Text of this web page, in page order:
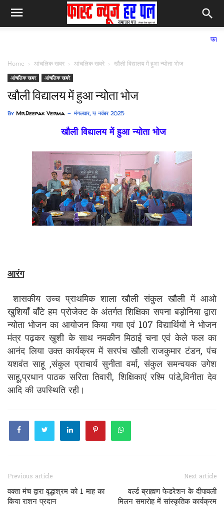
फास्ट न्यूज हर
Home आंचलिक खबर आंचलिक खबरे खौली विद्यालय में हुआ न्योता भोज
आंचलिक खबर आंचलिक खबरे
खौली विद्यालय में हुआ न्योता भोज
By Mr.Deepak Verma मंगलवार, 4 नवंबर 2025
खौली विद्यालय में हुआ न्योता भोज
आरंग
शासकीय उच्च प्राथमिक शाला खौली संकुल खौली में आओ
खुशियाँ बाँटे हम प्रोजेक्ट के अंतर्गत शिक्षिका सपना बड़ोनिया द्वारा
न्योता भोजन का आयोजन किया गया एवं 107 विद्यार्थियों ने भोजन
मंत्र पढ़कर खुशी के साथ नमकीन मिठाई चना एवं केले फल का
आनंद लिया उक्त कार्यक्रम में सरपंच खौली राजकुमार टंडन, पंच
यशवंत साहू ,संकुल प्राचार्य सुनीता वर्मा, संकुल समन्वयक उगेश
साहू,प्रधान पाठक सरिता तिवारी, शिक्षिकाएं रश्मि पांडे,विनीता देव
आदि की उपस्थिति रही।
Previous article
वक्ता मंच द्वारा वृद्धाश्रम को 1 माह का
किया राशन प्रदान
Next article
वर्ल्ड ब्राह्मण फेडरेशन के दीपावली
मिलन समारोह में सांस्कृतिक कार्यक्रम